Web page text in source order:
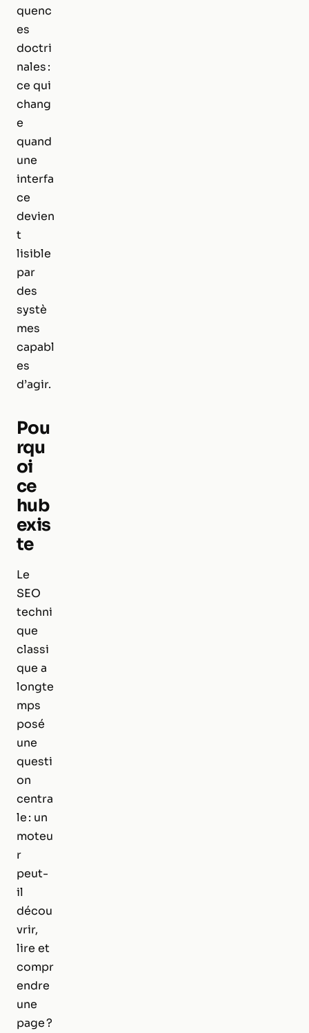
quenc
es
doctri
nales :
ce qui
chang
e
quand
une
interfa
ce
devien
t
lisible
par
des
systè
mes
capabl
es
d’agir.
Pou
rqu
oi
ce
hub
exis
te
Le
SEO
techni
que
classi
que a
longte
mps
posé
une
questi
on
centra
le : un
moteu
r
peut-
il
décou
vrir,
lire et
compr
endre
une
page ?